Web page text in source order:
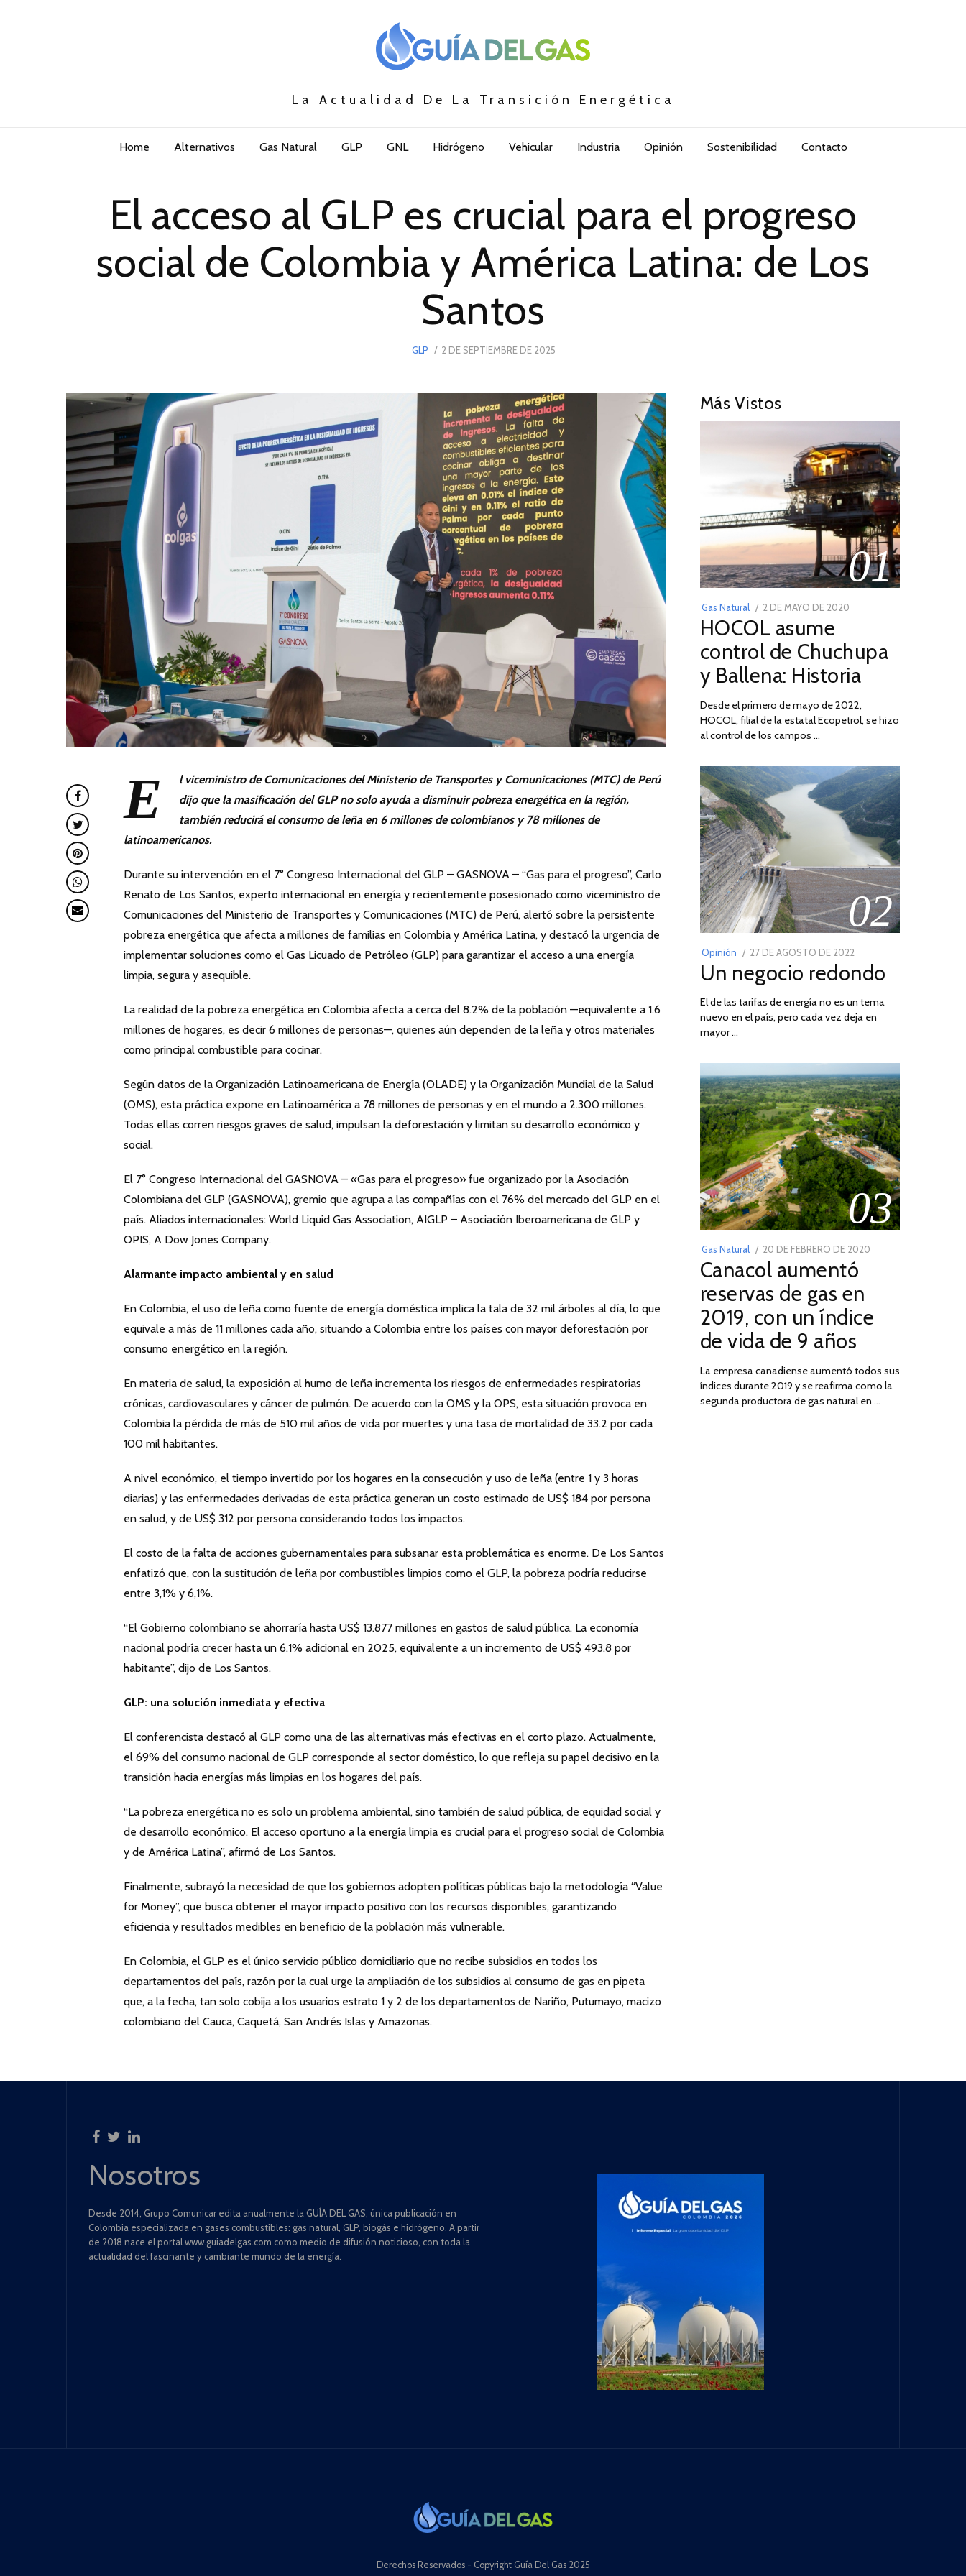
La Actualidad De La Transición Energética
Home Alternativos Gas Natural GLP GNL Hidrógeno Vehicular Industria Opinión Sostenibilidad Contacto
El acceso al GLP es crucial para el progreso
social de Colombia y América Latina: de Los
Santos
GLP
POSTED
2 DE SEPTIEMBRE DE 2025
DE
2025
E
l viceministro de Comunicaciones del Ministerio de Transportes y Comunicaciones (MTC) de Perú
dijo que la masificación del GLP no solo ayuda a disminuir pobreza energética en la región,
también reducirá el consumo de leña en 6 millones de colombianos y 78 millones de
latinoamericanos.
Durante su intervención en el 7° Congreso Internacional del GLP – GASNOVA – “Gas para el progreso”, Carlo
Renato de Los Santos, experto internacional en energía y recientemente posesionado como viceministro de
Comunicaciones del Ministerio de Transportes y Comunicaciones (MTC) de Perú, alertó sobre la persistente
pobreza energética que afecta a millones de familias en Colombia y América Latina, y destacó la urgencia de
implementar soluciones como el Gas Licuado de Petróleo (GLP) para garantizar el acceso a una energía
limpia, segura y asequible.
La realidad de la pobreza energética en Colombia afecta a cerca del 8.2% de la población —equivalente a 1.6
millones de hogares, es decir 6 millones de personas—, quienes aún dependen de la leña y otros materiales
como principal combustible para cocinar.
Según datos de la Organización Latinoamericana de Energía (OLADE) y la Organización Mundial de la Salud
(OMS), esta práctica expone en Latinoamérica a 78 millones de personas y en el mundo a 2.300 millones.
Todas ellas corren riesgos graves de salud, impulsan la deforestación y limitan su desarrollo económico y
social.
El 7° Congreso Internacional del GASNOVA – «Gas para el progreso» fue organizado por la Asociación
Colombiana del GLP (GASNOVA), gremio que agrupa a las compañías con el 76% del mercado del GLP en el
país. Aliados internacionales: World Liquid Gas Association, AIGLP – Asociación Iberoamericana de GLP y
OPIS, A Dow Jones Company.
Alarmante impacto ambiental y en salud
En Colombia, el uso de leña como fuente de energía doméstica implica la tala de 32 mil árboles al día, lo que
equivale a más de 11 millones cada año, situando a Colombia entre los países con mayor deforestación por
consumo energético en la región.
En materia de salud, la exposición al humo de leña incrementa los riesgos de enfermedades respiratorias
crónicas, cardiovasculares y cáncer de pulmón. De acuerdo con la OMS y la OPS, esta situación provoca en
Colombia la pérdida de más de 510 mil años de vida por muertes y una tasa de mortalidad de 33.2 por cada
100 mil habitantes.
A nivel económico, el tiempo invertido por los hogares en la consecución y uso de leña (entre 1 y 3 horas
diarias) y las enfermedades derivadas de esta práctica generan un costo estimado de US$ 184 por persona
en salud, y de US$ 312 por persona considerando todos los impactos.
El costo de la falta de acciones gubernamentales para subsanar esta problemática es enorme. De Los Santos
enfatizó que, con la sustitución de leña por combustibles limpios como el GLP, la pobreza podría reducirse
entre 3,1% y 6,1%.
“El Gobierno colombiano se ahorraría hasta US$ 13.877 millones en gastos de salud pública. La economía
nacional podría crecer hasta un 6.1% adicional en 2025, equivalente a un incremento de US$ 493.8 por
habitante”, dijo de Los Santos.
GLP: una solución inmediata y efectiva
El conferencista destacó al GLP como una de las alternativas más efectivas en el corto plazo. Actualmente,
el 69% del consumo nacional de GLP corresponde al sector doméstico, lo que refleja su papel decisivo en la
transición hacia energías más limpias en los hogares del país.
“La pobreza energética no es solo un problema ambiental, sino también de salud pública, de equidad social y
de desarrollo económico. El acceso oportuno a la energía limpia es crucial para el progreso social de Colombia
y de América Latina”, afirmó de Los Santos.
Finalmente, subrayó la necesidad de que los gobiernos adopten políticas públicas bajo la metodología “Value
for Money”, que busca obtener el mayor impacto positivo con los recursos disponibles, garantizando
eficiencia y resultados medibles en beneficio de la población más vulnerable.
En Colombia, el GLP es el único servicio público domiciliario que no recibe subsidios en todos los
departamentos del país, razón por la cual urge la ampliación de los subsidios al consumo de gas en pipeta
que, a la fecha, tan solo cobija a los usuarios estrato 1 y 2 de los departamentos de Nariño, Putumayo, macizo
colombiano del Cauca, Caquetá, San Andrés Islas y Amazonas.
Más Vistos
01
Gas Natural
POSTED
ON
2 DE MAYO DE 2020
DE
2026
HOCOL asume
control de Chuchupa
y Ballena: Historia
Desde el primero de mayo de 2022,
HOCOL, filial de la estatal Ecopetrol, se hizo
al control de los campos …
02
Opinión
POSTED
ON
27 DE AGOSTO DE 2022
DE
DE
2022
Un negocio redondo
El de las tarifas de energía no es un tema
nuevo en el país, pero cada vez deja en
mayor …
03
Gas Natural
POSTED
ON
20 DE FEBRERO DE 2020
2025
Canacol aumentó
reservas de gas en
2019, con un índice
de vida de 9 años
La empresa canadiense aumentó todos sus
índices durante 2019 y se reafirma como la
segunda productora de gas natural en …
Nosotros
Desde 2014, Grupo Comunicar edita anualmente la GUÍA DEL GAS, única publicación en
Colombia especializada en gases combustibles: gas natural, GLP, biogás e hidrógeno. A partir
de 2018 nace el portal www.guiadelgas.com como medio de difusión noticioso, con toda la
actualidad del fascinante y cambiante mundo de la energía.
Derechos Reservados - Copyright Guía Del Gas 2025